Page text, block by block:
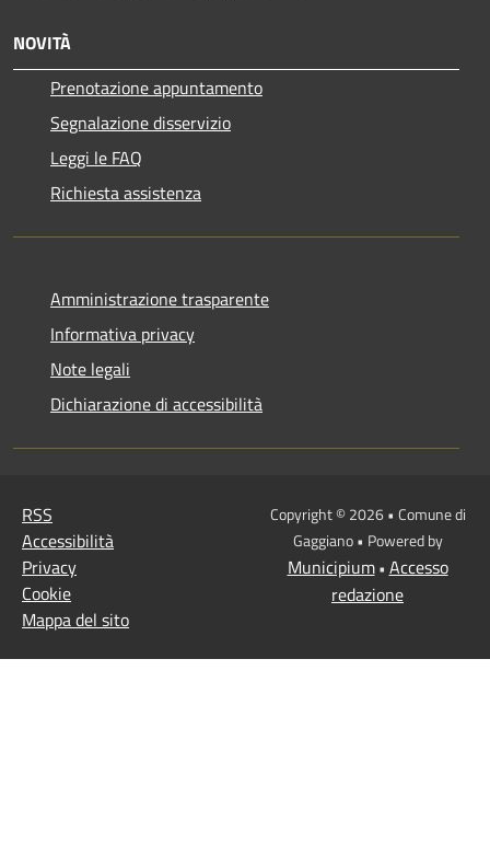
NOVITÀ
Prenotazione appuntamento
Segnalazione disservizio
Leggi le FAQ
Richiesta assistenza
Amministrazione trasparente
Informativa privacy
Note legali
Dichiarazione di accessibilità
RSS
Accessibilità
Privacy
Cookie
Mappa del sito
Copyright © 2026 • Comune di
Gaggiano • Powered by
Municipium• Accesso
redazione